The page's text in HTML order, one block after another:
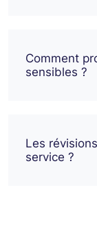
Comment
sensibles ?
Les
service ?